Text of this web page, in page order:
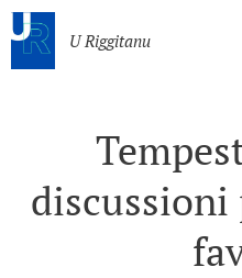
U Riggitanu